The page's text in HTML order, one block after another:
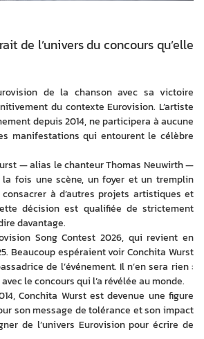
de l’univers du concours qu’elle
de la chanson avec sa victoire
du contexte Eurovision. L’artiste
depuis 2014, ne participera à aucune
manifestations qui entourent le célèbre
— alias le chanteur Thomas Neuwirth —
fois une scène, un foyer et un tremplin
à d’autres projets artistiques et
décision est qualifiée de strictement
davantage.
Song Contest 2026, qui revient en
Beaucoup espéraient voir Conchita Wurst
de l’événement. Il n’en sera rien :
le concours qui l’a révélée au monde.
Conchita Wurst est devenue une figure
son message de tolérance et son impact
de l’univers Eurovision pour écrire de